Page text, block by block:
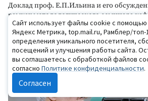
Доклад проф. Е.П.Ильина и его
рамках методологического семинара
психологии РГПУ им. А.И.Герцена.
Д.Н.Давиденко, И.П.Лапин, Б.В.Иовлев,
Н.М.Горчакова, Е.А.Трифонова,
Сайт использует файлы cookie с помощью
Яндекс Метрика, top.mail.ru, Рамблер/топ-
определения уникального посетителя,
посещений и улучшения работы сайта.
вы соглашаетесь с обработкой файлов
согласно Политике конфиденциальности.
Согласен